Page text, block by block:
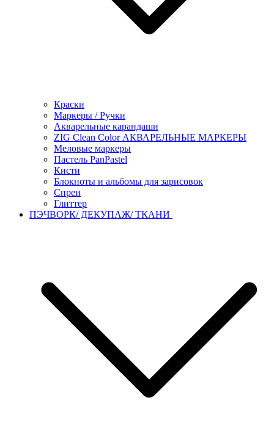
Краски
Маркеры / Ручки
Акварельные карандаши
ZIG Clean Color АКВАРЕЛЬНЫЕ МАРКЕРЫ
Меловые маркеры
Пастель PanPastel
Кисти
Блокноты и альбомы для зарисовок
Спреи
Глиттер
ПЭЧВОРК/ ДЕКУПАЖ/ ТКАНИ